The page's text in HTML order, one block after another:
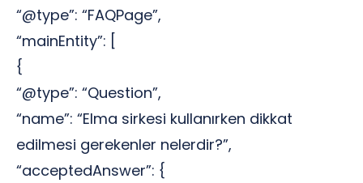
“@type”: “FAQPage”,
“mainEntity”: [
{
“@type”: “Question”,
“name”: “Elma sirkesi kullanırken dikkat
edilmesi gerekenler nelerdir?”,
“acceptedAnswer”: {